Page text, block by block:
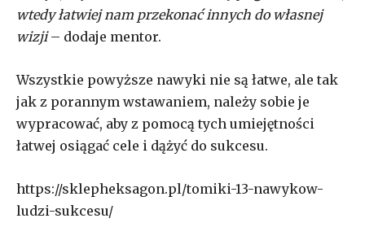
wtedy łatwiej nam przekonać innych do własnej
wizji– dodaje mentor.
Wszystkie powyższe nawyki nie są łatwe, ale tak
jak z porannym wstawaniem, należy sobie je
wypracować, aby z pomocą tych umiejętności
łatwej osiągać cele i dążyć do sukcesu.
https://sklepheksagon.pl/tomiki-13-nawykow-
ludzi-sukcesu/